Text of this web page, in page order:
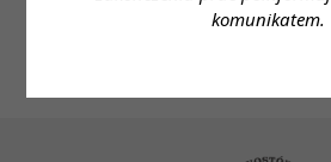
komunikatem.